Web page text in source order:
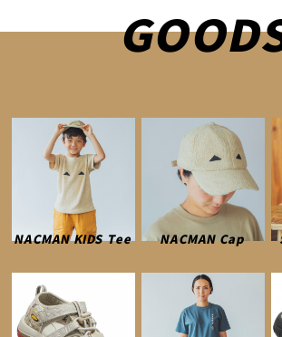
NACMAN KIDS Tee NACMAN Cap